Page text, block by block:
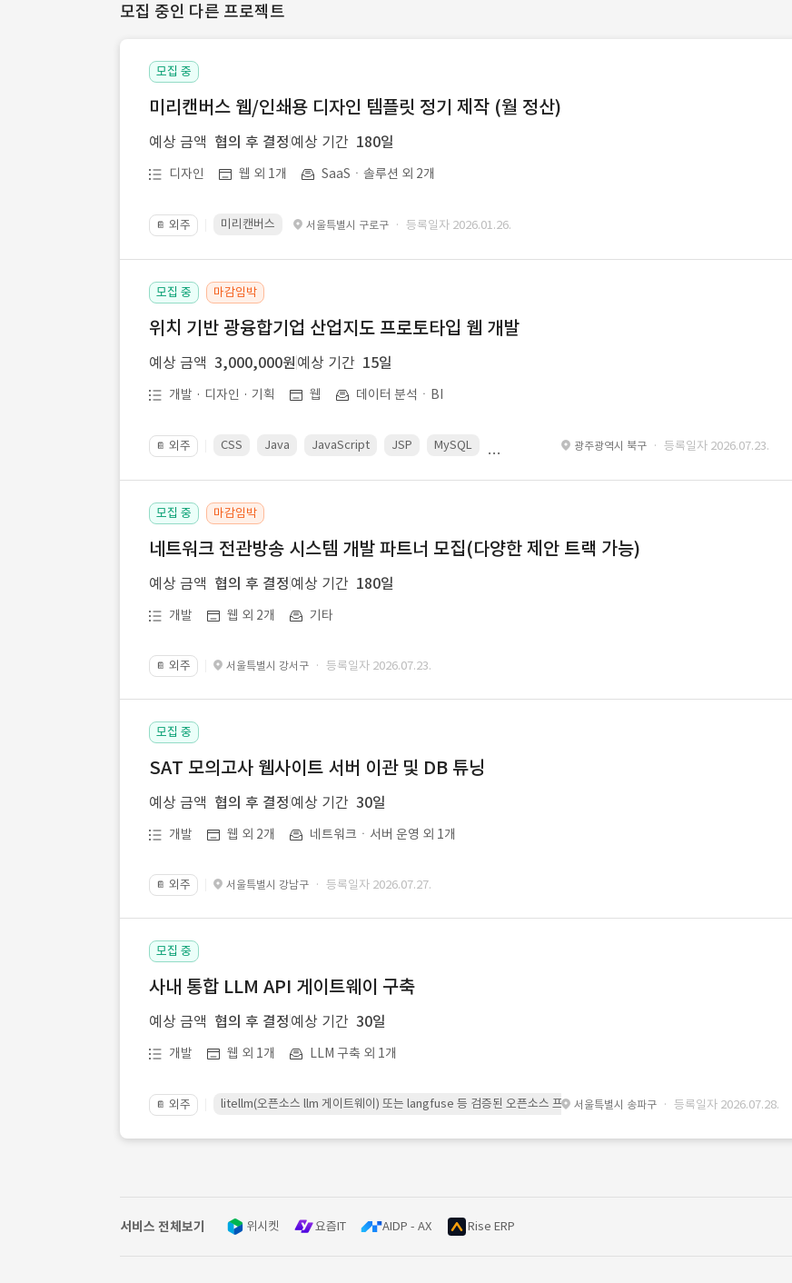
모집 중인 다른 프로젝트
모집 중
미리캔버스 웹/인쇄용 디자인 템플릿 정기 제작 (월 정산)
예상 금액 협의 후 결정 예상 기간 180일
디자인 웹 외 1개 SaaSㆍ솔루션 외 2개
📔 외주 미리캔버스 서울특별시 구로구 · 등록일자 2026.01.26.
모집 중 마감임박
위치 기반 광융합기업 산업지도 프로토타입 웹 개발
예상 금액 3,000,000원 예상 기간 15일
개발 · 디자인 · 기획 웹 데이터 분석ㆍBI
📔 외주 CSS Java JavaScript JSP MySQL Spring광주광역시 북구 · 등록일자 2026.07.23.
모집 중 마감임박
네트워크 전관방송 시스템 개발 파트너 모집(다양한 제안 트랙 가능)
예상 금액 협의 후 결정 예상 기간 180일
개발 웹 외 2개 기타
📔 외주 서울특별시 강서구 · 등록일자 2026.07.23.
모집 중
SAT 모의고사 웹사이트 서버 이관 및 DB 튜닝
예상 금액 협의 후 결정 예상 기간 30일
개발 웹 외 2개 네트워크ㆍ서버 운영 외 1개
📔 외주 서울특별시 강남구 · 등록일자 2026.07.27.
모집 중
사내 통합 LLM API 게이트웨이 구축
예상 금액 협의 후 결정 예상 기간 30일
개발 웹 외 1개 LLM 구축 외 1개
📔 외주 litellm(오픈소스 llm 게이트웨이) 또는 langfuse 등 검증된 오픈소스 프레임워크를 기반으로 시스템을 구축
서울특별시 송파구 · 등록일자 2026.07.28.
서비스 전체보기 위시켓 요즘IT AIDP - AX Rise ERP